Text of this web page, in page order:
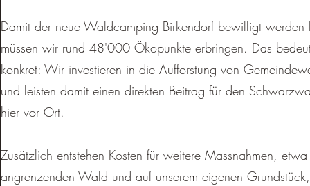
Damit der neue Waldcamping Birkendorf bewilligt werden
müssen wir rund 48'000 Ökopunkte erbringen. Das
konkret: Wir investieren in die Aufforstung von
und leisten damit einen direkten Beitrag für den
hier vor Ort.
Zusätzlich entstehen Kosten für weitere Massnahmen,
angrenzenden Wald und auf unserem eigenen